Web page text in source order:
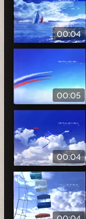
00:04
00:05
00:04